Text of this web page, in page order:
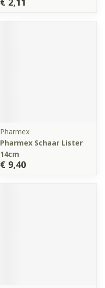
Pharmex
Pharmex Schaar Lister
14cm
€ 9,40